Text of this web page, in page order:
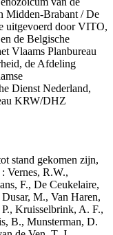
Midden-Brabant / De
uitgevoerd door VITO,
de Belgische
Vlaams Planbureau
de Afdeling
Dienst Nederland,
KRW/DHZ
stand gekomen zijn,
Vernes, R.W.,
F., De Ceukelaire,
M., Van Haren,
Kruisselbrink, A. F.,
B., Munsterman, D.